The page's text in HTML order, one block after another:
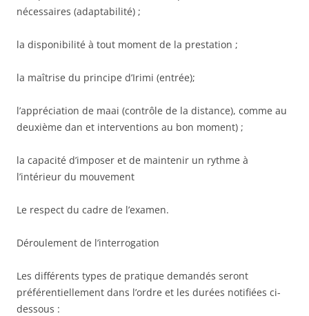
nécessaires (adaptabilité) ;
la disponibilité à tout moment de la prestation ;
la maîtrise du principe d’Irimi (entrée);
l’appréciation de maai (contrôle de la distance), comme au
deuxième dan et interventions au bon moment) ;
la capacité d’imposer et de maintenir un rythme à
l’intérieur du mouvement
Le respect du cadre de l’examen.
Déroulement de l’interrogation
Les différents types de pratique demandés seront
préférentiellement dans l’ordre et les durées notifiées ci-
dessous :